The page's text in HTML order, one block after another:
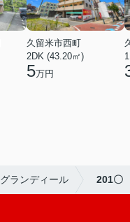
久留米市西町
2DK (43.20㎡)
5万円
グランディール 201〇